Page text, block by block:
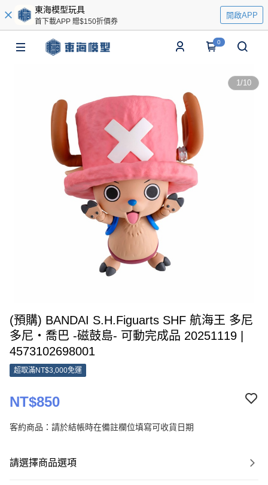
東海模型玩具
首下載APP 贈$150折價券
開啟APP
0
1/10
(預購) BANDAI S.H.Figuarts SHF 航海王 多尼
多尼‧喬巴 -磁鼓島- 可動完成品 20251119 |
4573102698001
超取滿NT$3,000免運
NT$850
客約商品：請於結帳時在備註欄位填寫可收貨日期
請選擇商品選項